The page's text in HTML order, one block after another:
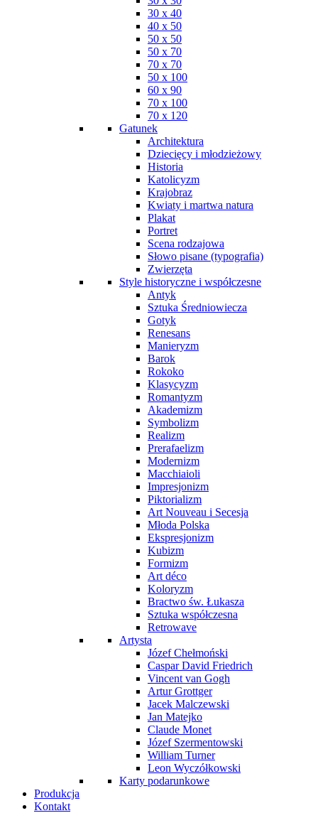
30 x 40
40 x 50
50 x 50
50 x 70
70 x 70
50 x 100
60 x 90
70 x 100
70 x 120
Gatunek
Architektura
Dziecięcy i młodzieżowy
Historia
Katolicyzm
Krajobraz
Kwiaty i martwa natura
Plakat
Portret
Scena rodzajowa
Słowo pisane (typografia)
Zwierzęta
Style historyczne i współczesne
Antyk
Sztuka Średniowiecza
Gotyk
Renesans
Manieryzm
Barok
Rokoko
Klasycyzm
Romantyzm
Akademizm
Symbolizm
Realizm
Prerafaelizm
Modernizm
Macchiaioli
Impresjonizm
Piktorializm
Art Nouveau i Secesja
Młoda Polska
Ekspresjonizm
Kubizm
Formizm
Art déco
Koloryzm
Bractwo św. Łukasza
Sztuka współczesna
Retrowave
Artysta
Józef Chełmoński
Caspar David Friedrich
Vincent van Gogh
Artur Grottger
Jacek Malczewski
Jan Matejko
Claude Monet
Józef Szermentowski
William Turner
Leon Wyczółkowski
Karty podarunkowe
Produkcja
Kontakt